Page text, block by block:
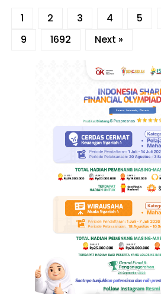
1 2 3 4 5
9
1692
Next »